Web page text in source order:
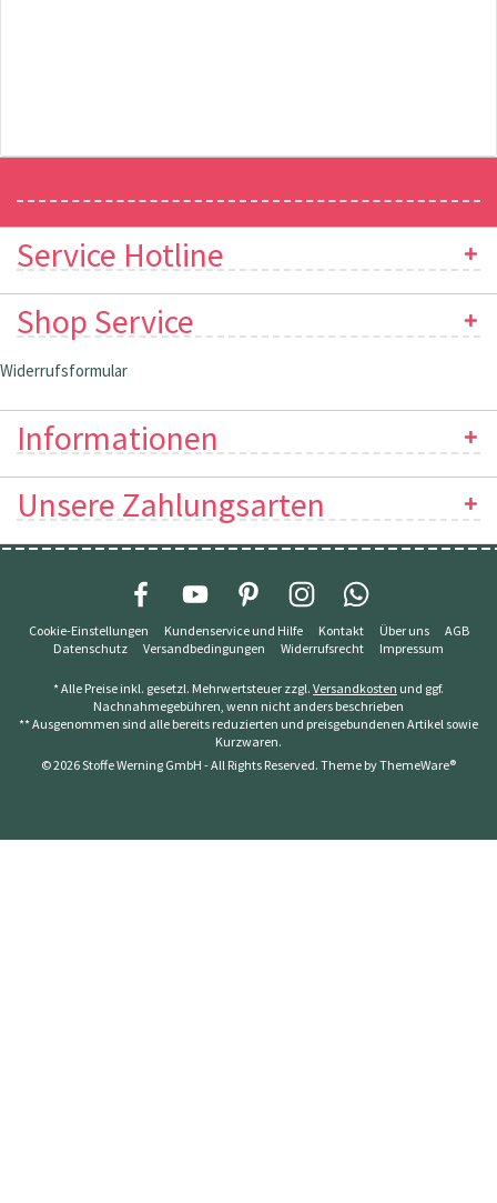
Service Hotline
Shop Service
Widerrufsformular
Informationen
Unsere Zahlungsarten
Cookie-Einstellungen Kundenservice und Hilfe Kontakt Über uns
AGB
Datenschutz
Versandbedingungen Widerrufsrecht Impressum
* Alle Preise inkl. gesetzl. Mehrwertsteuer zzgl. Versandkosten und ggf.
Nachnahmegebühren, wenn nicht anders beschrieben
** Ausgenommen sind alle bereits reduzierten und preisgebundenen Artikel sowie
Kurzwaren.
© 2026 Stoffe Werning GmbH - All Rights Reserved. Theme byThemeWare®